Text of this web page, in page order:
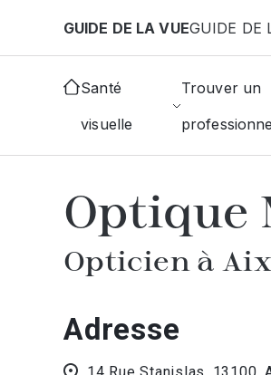
GUIDE DE LA VUEGUIDE DE
Santé
visuelle
Trouver un
Accueil Choisir mon opticien
Optique
Opticien à
Adresse